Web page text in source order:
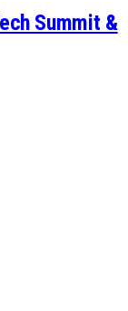
Summit &